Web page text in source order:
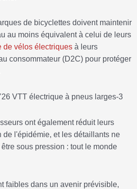
de bicyclettes doivent maintenir
au moins équivalent à celui de leurs
de vélos électriques à leurs
consommateur (D2C) pour protéger
ont également réduit leurs
de l'épidémie, et les détaillants ne
sous pression : tout le monde
faibles dans un avenir prévisible,